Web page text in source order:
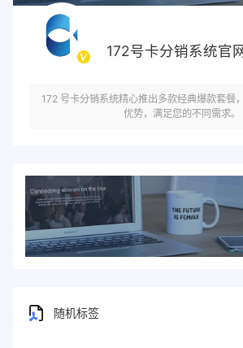
172号卡分销系统官
172 号卡分销系统精心推出多款经典爆款套餐
优势，满足您的不同需求。
随机标签